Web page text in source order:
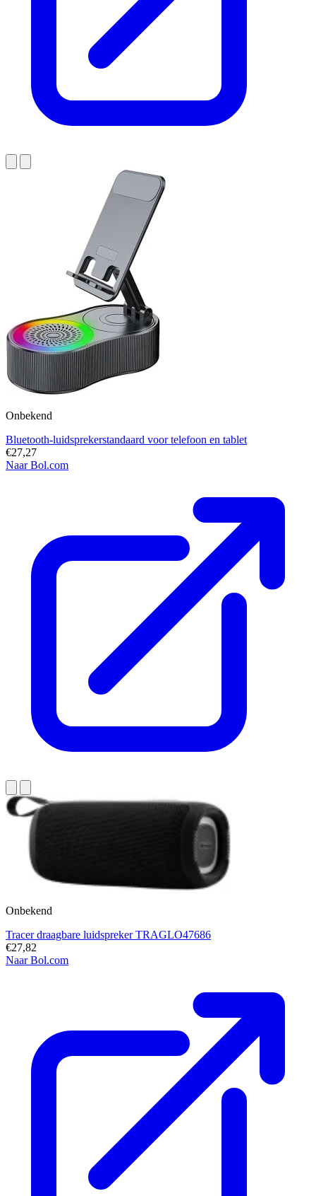
Onbekend
Bluetooth-luidsprekerstandaard voor telefoon en tablet
€27,27
Naar Bol.com
Onbekend
Tracer draagbare luidspreker TRAGLO47686
€27,82
Naar Bol.com